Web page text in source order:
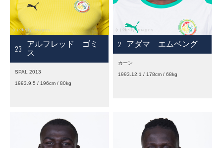
23
アルフレッド ゴミ
ス
SPAL 2013
1993.9.5 / 196cm / 80kg
2 アダマ エムベング
カーン
1993.12.1 / 178cm / 68kg